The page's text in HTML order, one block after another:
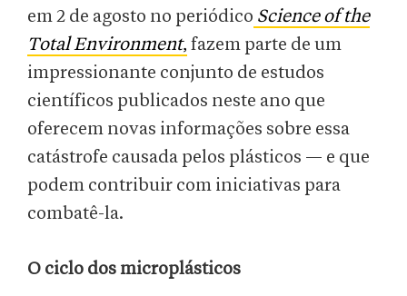
em 2 de agosto no periódico Science of the
Total Environment, fazem parte de um
impressionante conjunto de estudos
científicos publicados neste ano que
oferecem novas informações sobre essa
catástrofe causada pelos plásticos — e que
podem contribuir com iniciativas para
combatê-la.
O ciclo dos microplásticos